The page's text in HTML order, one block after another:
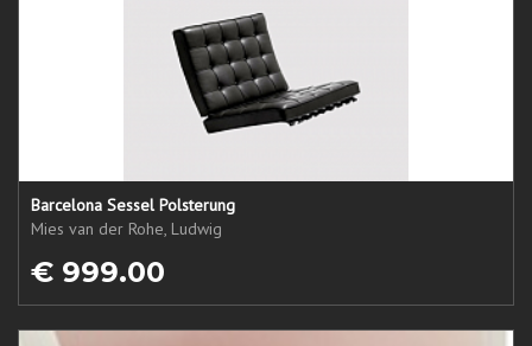
Barcelona Sessel Polsterung
Mies van der Rohe, Ludwig
€ 999.00